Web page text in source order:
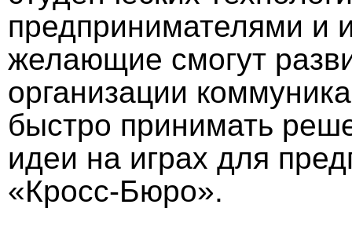
предпринимателями и
желающие смогут
организации
быстро принимать
идеи на играх для
«Кросс-Бюро».